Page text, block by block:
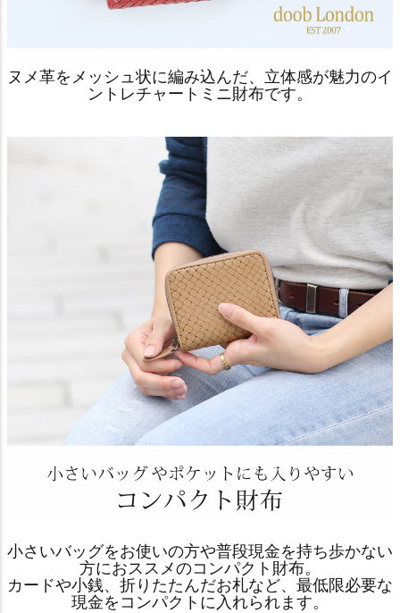
ヌメ革をメッシュ状に編み込んだ、立体感が魅力のイ
ントレチャートミニ財布です。
小さいバッグをお使いの方や普段現金を持ち歩かない
方におススメのコンパクト財布。
カードや小銭、折りたたんだお札など、最低限必要な
現金をコンパクトに入れられます。